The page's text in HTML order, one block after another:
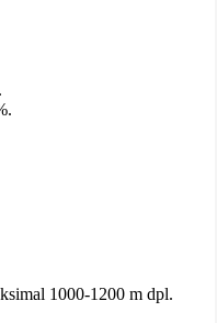
1000-1200 m dpl.